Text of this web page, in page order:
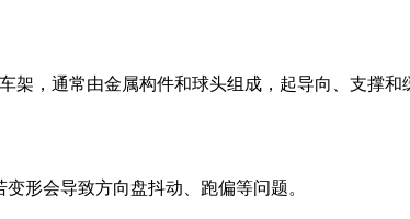
架，通常由金属构件和球头组成，起导向、支撑和
形会导致方向盘抖动、跑偏等问题。